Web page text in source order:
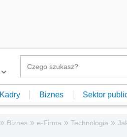
Kadry Biznes Sektor
» Biznes » e-Firma » Technologia »